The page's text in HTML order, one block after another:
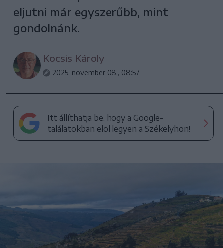
eljutni már egyszerűbb, mint
gondolnánk.
Kocsis Károly
2025. november 08., 08:57
Itt állíthatja be, hogy a Google-
találatokban elöl legyen a Székelyhon!